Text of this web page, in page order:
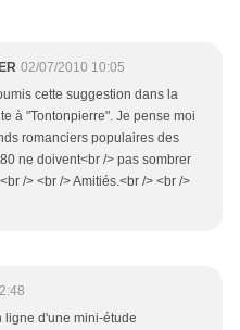
02/07/2010 10:05
cette suggestion dans la
à "Tontonpierre". Je pense moi
romanciers populaires des
ne doivent<br /> pas sombrer
/> <br /> Amitiés.<br /> <br />
ligne d'une mini-étude